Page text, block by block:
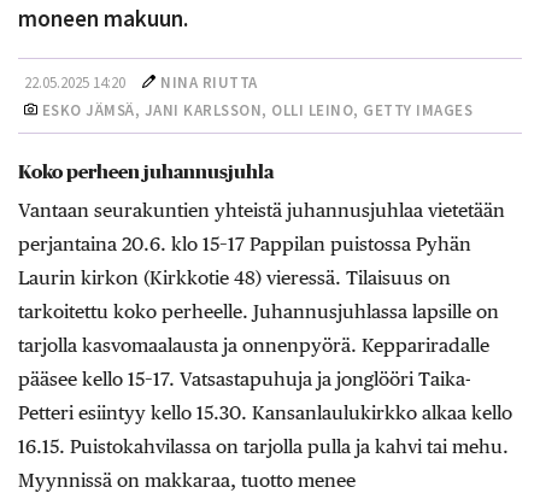
moneen makuun.
22.05.2025 14:20
NINA RIUTTA
ESKO JÄMSÄ, JANI KARLSSON, OLLI LEINO, GETTY IMAGES
Koko perheen juhannusjuhla
Vantaan seurakuntien yhteistä juhannusjuhlaa vietetään
perjantaina 20.6. klo 15–17 Pappilan puistossa Pyhän
Laurin kirkon (Kirkkotie 48) vieressä. Tilaisuus on
tarkoitettu koko perheelle. Juhannusjuhlassa lapsille on
tarjolla kasvomaalausta ja onnenpyörä. Keppariradalle
pääsee kello 15–17. Vatsastapuhuja ja jonglööri Taika-
Petteri esiintyy kello 15.30. Kansanlaulukirkko alkaa kello
16.15. Puistokahvilassa on tarjolla pulla ja kahvi tai mehu.
Myynnissä on makkaraa, tuotto menee